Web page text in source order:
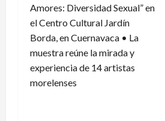
Amores: Diversidad Sexual” en
el Centro Cultural Jardín
Borda, en Cuernavaca • La
muestra reúne la mirada y
experiencia de 14 artistas
morelenses